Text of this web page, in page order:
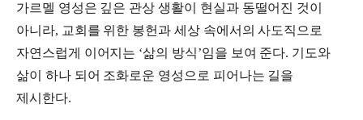
가르멜 영성은 깊은 관상 생활이 현실과 동떨어진 것이
아니라, 교회를 위한 봉헌과 세상 속에서의 사도직으로
자연스럽게 이어지는 ‘삶의 방식’임을 보여 준다. 기도와
삶이 하나 되어 조화로운 영성으로 피어나는 길을
제시한다.